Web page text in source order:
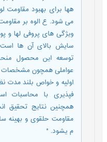
هها برای بهبود مقاومت
می شود. ع الوه بر
ویژگی های پروفی لها و
سایش بالای آن ها
توسعه این محصول
عواملی همچون مشخصات
اولیه و خواص بلند مدت
فپذیری با محاسبات
همچنین نتایج تحقیق
مقاومت حلقوی و بهینه
م یشود. *